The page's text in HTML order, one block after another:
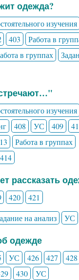
одежда?
изучения
403
Работа в
в группах
изучения
408 УС 409
Работа в группах
414
рассказать
420
421
на анализ УС
одежде
УС 426 427
428
430 УС